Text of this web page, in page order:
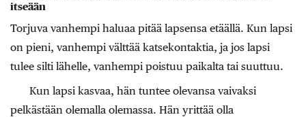
itseään
Torjuva vanhempi haluaa pitää lapsensa etäällä. Kun lapsi
on pieni, vanhempi välttää katsekontaktia, ja jos lapsi
tulee silti lähelle, vanhempi poistuu paikalta tai suuttuu.
Kun lapsi kasvaa, hän tuntee olevansa vaivaksi
pelkästään olemalla olemassa. Hän yrittää olla